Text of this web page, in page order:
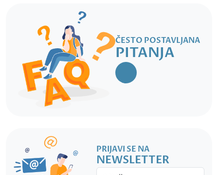
ČESTO POSTAVLJANA
PITANJA
PRIJAVI SE NA
NEWSLETTER